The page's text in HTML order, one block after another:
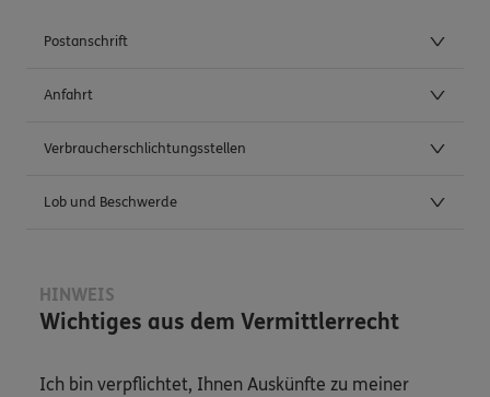
Postanschrift
Anfahrt
Verbraucherschlichtungsstellen
Lob und Beschwerde
HINWEIS
Wichtiges aus dem Vermittlerrecht
Ich bin verpflichtet, Ihnen Auskünfte zu meiner